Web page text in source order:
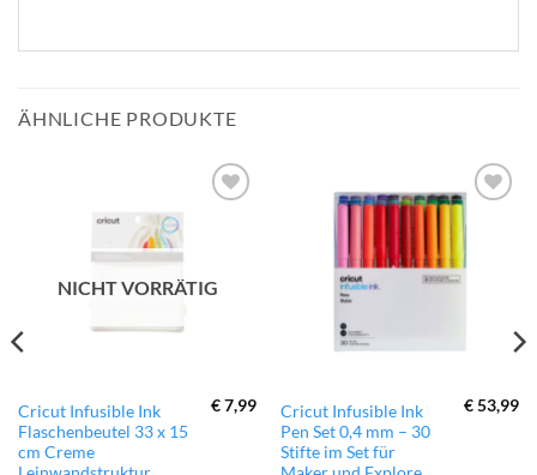
ÄHNLICHE PRODUKTE
Wunschliste
hinzufügen
NICHT VORRÄTIG
Cricut Infusible Ink
Flaschenbeutel 33 x 15
cm Creme
€7,99
zur
Wunschliste
hinzufügen
Cricut Infusible Ink
Pen Set 0,4 mm – 30
Stifte im Set für
€53,99